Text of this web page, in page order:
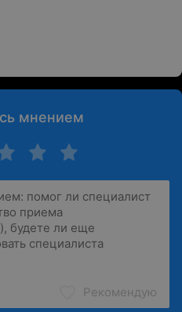
мнением
Рекомендую